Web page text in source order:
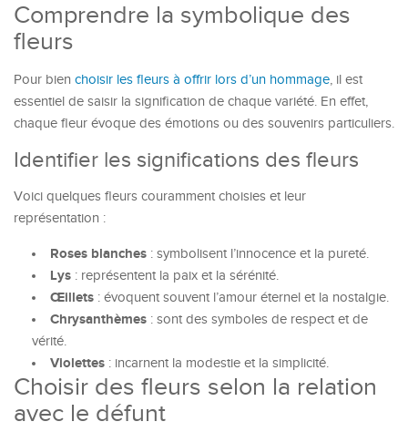
Comprendre la symbolique des
fleurs
Pour bien choisir les fleurs à offrir lors d’un hommage, il est
essentiel de saisir la signification de chaque variété. En effet,
chaque fleur évoque des émotions ou des souvenirs particuliers.
Identifier les significations des fleurs
Voici quelques fleurs couramment choisies et leur
représentation :
Roses blanches : symbolisent l’innocence et la pureté.
Lys : représentent la paix et la sérénité.
Œillets : évoquent souvent l’amour éternel et la nostalgie.
Chrysanthèmes : sont des symboles de respect et de
vérité.
Violettes : incarnent la modestie et la simplicité.
Choisir des fleurs selon la relation
avec le défunt